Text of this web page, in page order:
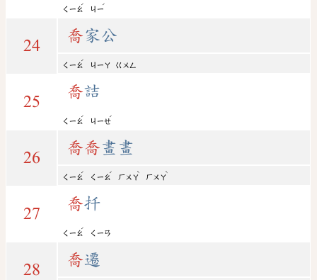
ㄑㄧㄠ
ˊ
ㄐㄧ
ˊ
24
喬家公
ㄑㄧㄠ
ˊ
ㄐㄧㄚ ㄍㄨㄥ
25
喬詰
ㄑㄧㄠ
ˊ
ㄐㄧㄝ
ˊ
26
喬喬畫畫
ㄑㄧㄠ
ˊ
ㄑㄧㄠ
ˊ
ㄏㄨㄚ
ˋ
ㄏㄨㄚ
ˋ
27
喬扦
ㄑㄧㄠ
ˊ
ㄑㄧㄢ
28
喬遷